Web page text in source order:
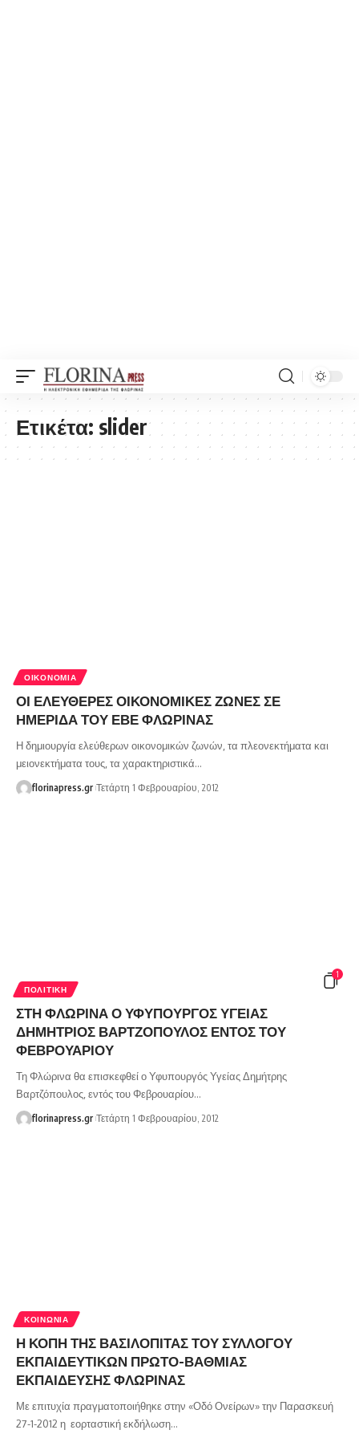
Ετικέτα: slider
ΟΙΚΟΝΟΜΊΑ
ΟΙ ΕΛΕΥΘΕΡΕΣ ΟΙΚΟΝΟΜΙΚΕΣ ΖΩΝΕΣ ΣΕ
ΗΜΕΡΙΔΑ ΤΟΥ ΕΒΕ ΦΛΩΡΙΝΑΣ
Η δημιουργία ελεύθερων οικονομικών ζωνών, τα πλεονεκτήματα και
μειονεκτήματα τους, τα χαρακτηριστικά…
florinapress.gr Τετάρτη 1 Φεβρουαρίου, 2012
1
ΠΟΛΙΤΙΚΉ
ΣΤΗ ΦΛΩΡΙΝΑ Ο ΥΦΥΠΟΥΡΓΟΣ ΥΓΕΙΑΣ
ΔΗΜΗΤΡΙΟΣ ΒΑΡΤΖΟΠΟΥΛΟΣ ΕΝΤΟΣ ΤΟΥ
ΦΕΒΡΟΥΑΡΙΟΥ
Τη Φλώρινα θα επισκεφθεί ο Υφυπουργός Υγείας Δημήτρης
Βαρτζόπουλος, εντός του Φεβρουαρίου…
florinapress.gr Τετάρτη 1 Φεβρουαρίου, 2012
ΚΟΙΝΩΝΊΑ
Η ΚΟΠΗ ΤΗΣ ΒΑΣΙΛΟΠΙΤΑΣ ΤΟΥ ΣΥΛΛΟΓΟΥ
ΕΚΠΑΙΔΕΥΤΙΚΩΝ ΠΡΩΤΟ-ΒΑΘΜΙΑΣ
ΕΚΠΑΙΔΕΥΣΗΣ ΦΛΩΡΙΝΑΣ
Με επιτυχία πραγματοποιήθηκε στην «Οδό Ονείρων» την Παρασκευή
27-1-2012 η εορταστική εκδήλωση…